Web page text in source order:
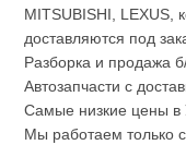
MITSUBISHI, LEXUS,
доставляются под
Разборка и продажа
Автозапчасти с
Самые низкие цены в
Мы работаем только